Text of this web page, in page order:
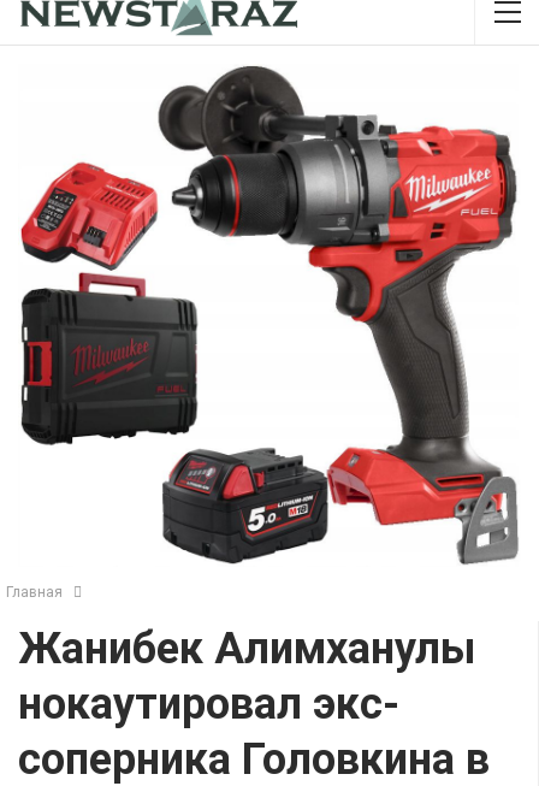
Главная
Жанибек Алимханулы
нокаутировал экс-
соперника Головкина в